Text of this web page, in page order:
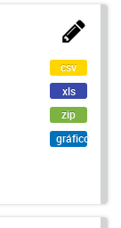
csv
xls
zip
gráfico